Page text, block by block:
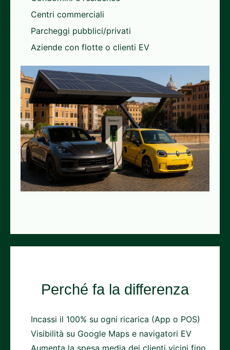
Centri commerciali
Parcheggi pubblici/privati
Aziende con flotte o clienti EV
Perché fa la differenza
Incassi il 100% su ogni ricarica (App o POS)
Visibilità su Google Maps e navigatori EV
Aumenta la spesa media dei clienti vicini fino